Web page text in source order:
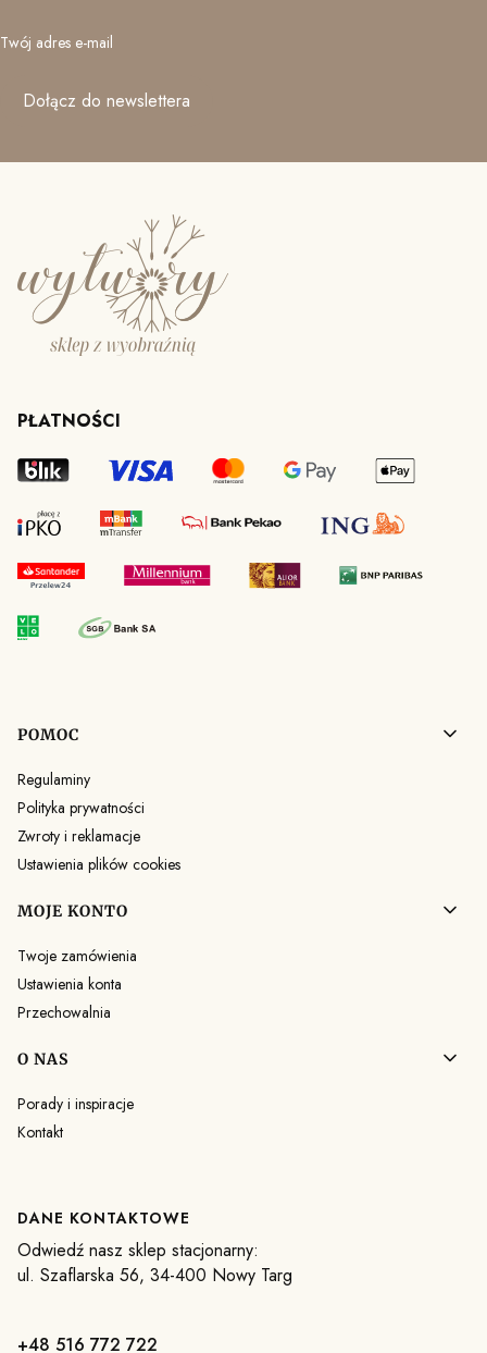
Twój adres e-mail
Dołącz do newslettera
PŁATNOŚCI
Linki w stopce
POMOC
Regulaminy
Polityka prywatności
Zwroty i reklamacje
Ustawienia plików cookies
MOJE KONTO
Twoje zamówienia
Ustawienia konta
Przechowalnia
O NAS
Porady i inspiracje
Kontakt
DANE KONTAKTOWE
Odwiedź nasz sklep stacjonarny:
ul. Szaflarska 56, 34-400 Nowy Targ
+48 516 772 722